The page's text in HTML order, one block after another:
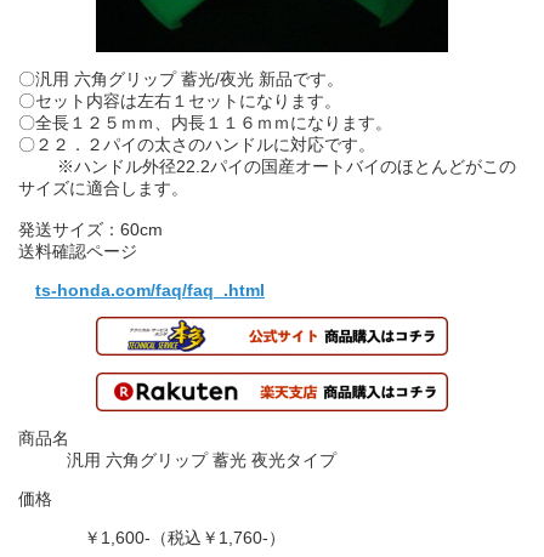
〇汎用 六角グリップ 蓄光/夜光 新品です。
〇セット内容は左右１セットになります。
〇全長１２５ｍｍ、内長１１６ｍｍになります。
〇２２．２パイの太さのハンドルに対応です。
※ハンドル外径22.2パイの国産オートバイのほとんどがこの
サイズに適合します。
発送サイズ：60cm
送料確認ページ
ts-honda.com/faq/faq_.html
商品名
汎用 六角グリップ 蓄光 夜光タイプ
価格
￥1,600-（税込￥1,760-）